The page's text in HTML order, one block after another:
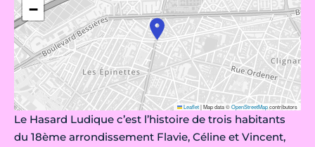
−
Leaflet|Map data ©OpenStreetMapcontributors
Le Hasard Ludique c’est l’histoire de trois habitants
du 18ème arrondissement Flavie, Céline et Vincent,